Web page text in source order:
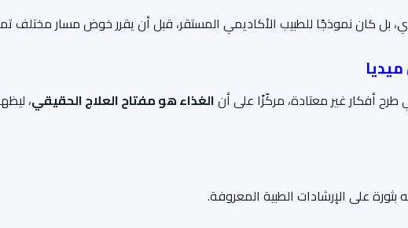
بل كان نموذجًا للطبيب الأكاديمي المستقر، قبل أن يقرر خوض مسار مختلف
أفكار غير معتادة، مركّزًا على أنالغذاء هو مفتاح العلاج الحقيقي،
على الإرشادات الطبية المعروفة.